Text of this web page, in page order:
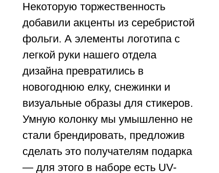
Некоторую торжественность
добавили акценты из серебристой
фольги. А элементы логотипа с
легкой руки нашего отдела
дизайна превратились в
новогоднюю елку, снежинки и
визуальные образы для стикеров.
Умную колонку мы умышленно не
стали брендировать, предложив
сделать это получателям подарка
— для этого в наборе есть UV-